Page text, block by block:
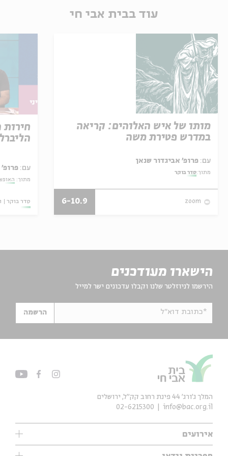
עוד בבית אבי חי
מותו של איש האלוהים: קריאה
במדרש פטירת משה
עם:
מתוך:סדר בוקר
zoom
6-10.9
עם: פרופ'
מתוך:
סדר בוקר
הישארו מעודכנים
הירשמו לניוזלטר שלנו וקבלו עדכונים ישר למייל
*כתובת דוא"ל הרשמה
אירועים
עיון
המלך ג'ורג' 44 פינת רחוב קק״ל, ירושלים
info@bac.org.il
02-6215300